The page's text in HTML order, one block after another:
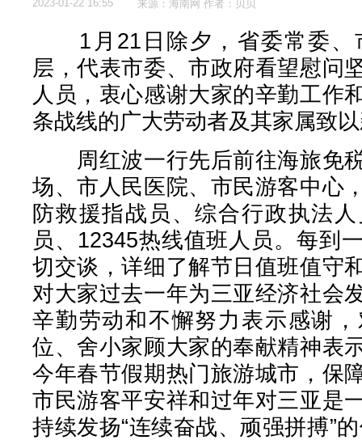
2023-01-22 16:55 来源：海南网 作者：贝贝
1月21日除夕，省委常委、
层，代表市委、市政府看望慰问
人员，衷心感谢大家的辛勤工作
条战线的广大劳动者及其家属致
周红波一行先后前往海旅免
场、市人民医院、市民游客中心
防救援指战员、综合行政执法
员、12345热线值班人员。每到
切交谈，详细了解节日值班值守
对大家过去一年为三亚经济社会
辛勤劳动和不懈努力表示感谢
位、舍小家顾大家的奉献精神表
今年春节假期热门旅游城市，保
市民游客平安祥和过年对三亚是
持续发扬“连续奋战、顽强拼搏”